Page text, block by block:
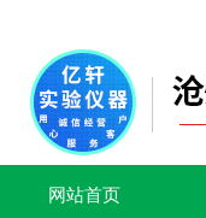
网站首页